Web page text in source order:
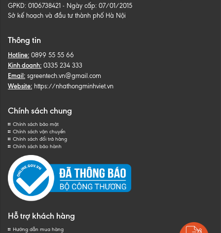
GPKD: 0106738421 - Ngày cấp: 07/01/2015
Sở kế hoạch và đầu tư thành phố Hà Nội
Thông tin
Hotline: 0899 55 55 66
Kinh doanh: 0335 234 333
Email: sgreentech.vn@gmail.com
Website: https://nhathongminhviet.vn
Chính sách chung
Chính sách bảo mật
Chính sách vận chuyển
Chính sách đổi trả hàng
Chính sách bảo hành
Hỗ trợ khách hàng
Hướng dẫn mua hàng